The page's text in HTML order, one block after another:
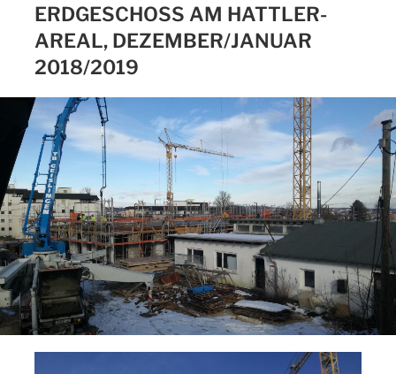
ERDGESCHOSS AM HATTLER-
AREAL, DEZEMBER/JANUAR
2018/2019